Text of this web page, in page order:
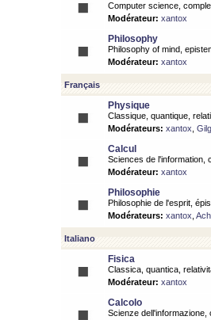
Computer science,
Modérateur: xantox
Philosophy
Philosophy of mind,
Modérateur: xantox
Français
Physique
Classique, quantique,
Modérateurs: xantox
Calcul
Sciences de l'information,
Modérateur: xantox
Philosophie
Philosophie de l'esprit,
Modérateurs: xantox
Italiano
Fisica
Classica, quantica,
Modérateur: xantox
Calcolo
Scienze dell'informazione,